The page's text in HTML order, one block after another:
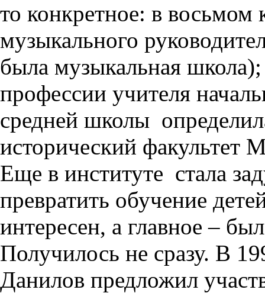
то конкретное: в восьмом
музыкального
была музыкальная
профессии учителя
средней школы
исторический
Еще в институте стала
превратить обучение
интересен, а главное –
Получилось не сразу. В
Данилов предложил